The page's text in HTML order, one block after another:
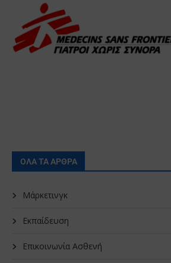
ΟΛΑ ΤΑ ΑΡΘΡΑ
Μάρκετινγκ
Εκπαίδευση
Επικοινωνία Ασθενή